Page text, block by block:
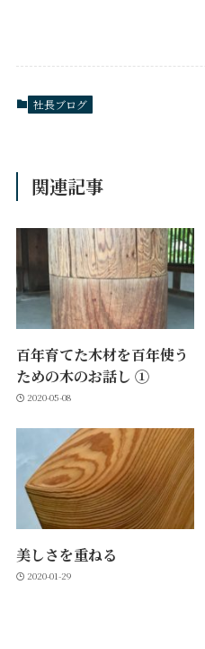
社長ブログ
関連記事
百年育てた木材を百年使う
ための木のお話し ①
2020-05-08
美しさを重ねる
2020-01-29